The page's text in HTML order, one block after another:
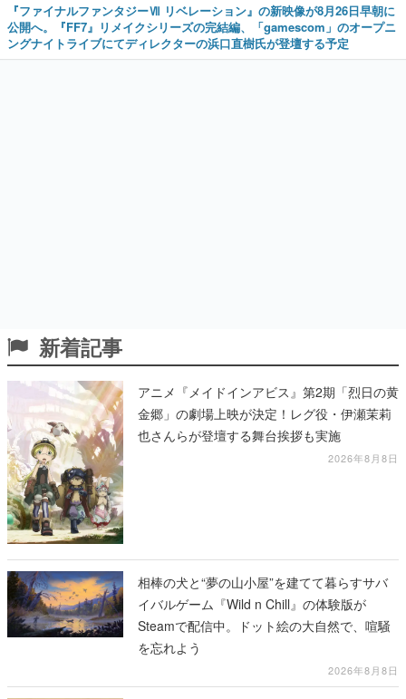
『ファイナルファンタジーⅦ リベレーション』の新映像が8月26日早朝に
公開へ。『FF7』リメイクシリーズの完結編、「gamescom」のオープニ
ングナイトライブにてディレクターの浜口直樹氏が登壇する予定
新着記事
アニメ『メイドインアビス』第2期「烈日の黄
金郷」の劇場上映が決定！レグ役・伊瀬茉莉
也さんらが登壇する舞台挨拶も実施
2026年8月8日
相棒の犬と“夢の山小屋”を建てて暮らすサバ
イバルゲーム『Wild n Chill』の体験版が
Steamで配信中。ドット絵の大自然で、喧騒
を忘れよう
2026年8月8日